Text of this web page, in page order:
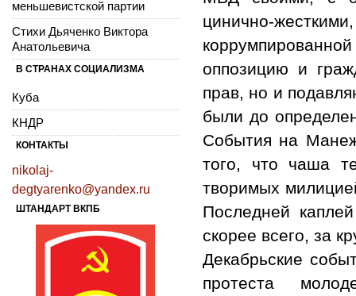
цинично-
оппозицию и
прав, но и
были до
События на
того, что чаша
творимых
Последней
скорее всего, за
Декабрьские
протеста
меньшевистской партии
Стихи Дьяченко Виктора
Анатольевича
В СТРАНАХ СОЦИАЛИЗМА
Куба
КНДР
КОНТАКТЫ
nikolaj-
degtyarenko@yandex.ru
ШТАНДАРТ ВКПБ